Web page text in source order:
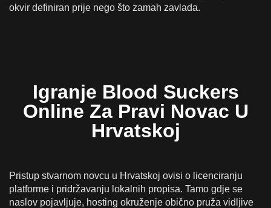
okvir definiran prije nego što zamah zavlada.
Igranje Blood Suckers
Online Za Pravi Novac U
Hrvatskoj
Pristup stvarnom novcu u Hrvatskoj ovisi o licenciranju
platforme i pridržavanju lokalnih propisa. Tamo gdje se
naslov pojavljuje, hosting okruženje obično pruža vidljive